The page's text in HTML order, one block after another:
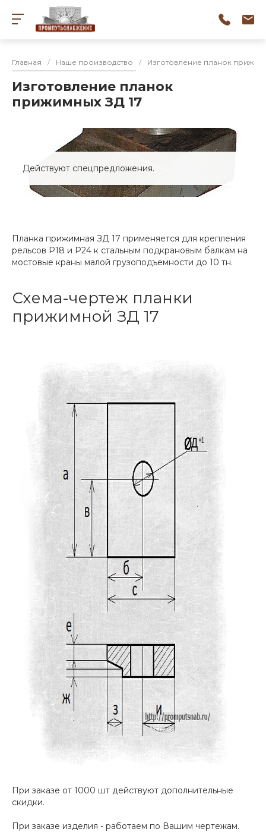
Главная / Наше производство / Изготовление планок
Изготовление планок
прижимных ЗД 17
Действуют спецпредложения.
Планка прижимная ЗД 17 применяется для крепления
рельсов Р18 и Р24 к стальным подкрановым балкам на
мостовые краны малой грузоподъемности до 10 тн.
Схема-чертеж планки
прижимной ЗД 17
При заказе от 1000 шт действуют дополнительные
скидки.
При заказе изделия - работаем по Вашим чертежам.